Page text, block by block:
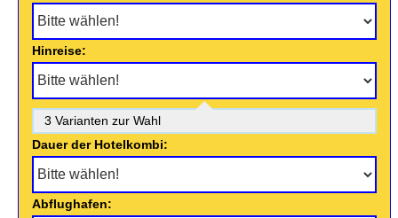
Hinreise:
3 Varianten zur Wahl
Dauer der Hotelkombi:
Abflughafen: